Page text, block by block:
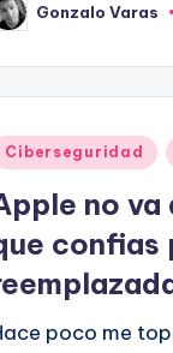
Gonzalo Varas
Ciberseguridad
no va
confias
poco me